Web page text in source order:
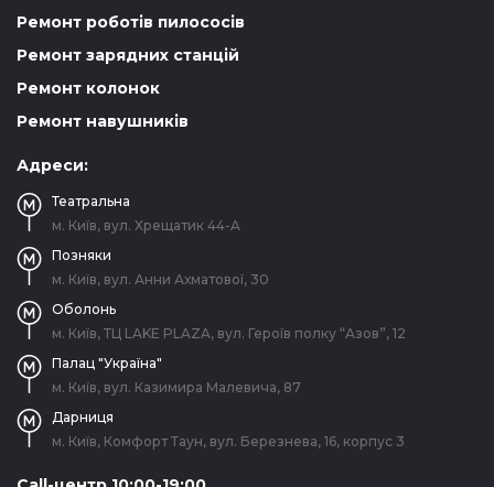
Ремонт роботів пилососів
Ремонт зарядних станцій
Ремонт колонок
Ремонт навушників
Адреси:
Театральна
м. Київ, вул. Хрещатик 44-A
Позняки
м. Київ, вул. Анни Ахматової, 30
Оболонь
м. Київ, ТЦ LAKE PLAZA, вул. Героїв полку “Азов”, 12
Палац "Україна"
м. Київ, вул. Казимира Малевича, 87
Дарниця
м. Київ, Комфорт Таун, вул. Березнева, 16, корпус 3